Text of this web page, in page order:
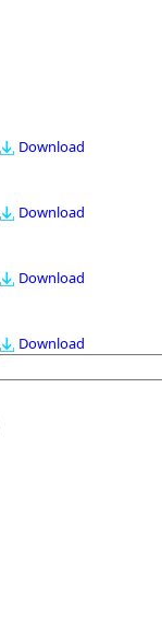
Download
Download
Download
Download